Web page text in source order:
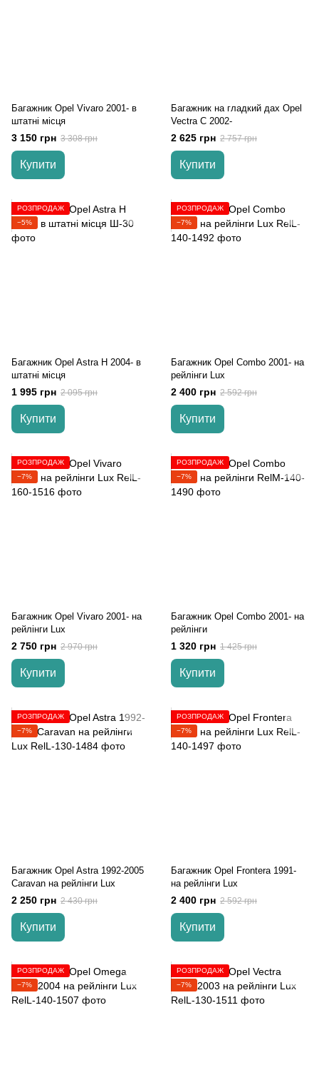
Багажник Opel Vivaro 2001- в
штатні місця
3 150 грн 3 308 грн
Купити
Багажник на гладкий дах Opel
Vectra С 2002-
2 625 грн 2 757 грн
Купити
РОЗПРОДАЖ
−5%
Багажник Opel Astra Н 2004- в
штатні місця
1 995 грн 2 095 грн
Купити
РОЗПРОДАЖ
−7%
Багажник Opel Combo 2001- на
рейлінги Lux
2 400 грн 2 592 грн
Купити
РОЗПРОДАЖ
−7%
Багажник Opel Vivaro 2001- на
рейлінги Lux
2 750 грн 2 970 грн
Купити
РОЗПРОДАЖ
−7%
Багажник Opel Combo 2001- на
рейлінги
1 320 грн 1 425 грн
Купити
РОЗПРОДАЖ
−7%
Багажник Opel Astra 1992-2005
Caravan на рейлінги Lux
2 250 грн 2 430 грн
Купити
РОЗПРОДАЖ
−7%
Багажник Opel Frontera 1991-
на рейлінги Lux
2 400 грн 2 592 грн
Купити
РОЗПРОДАЖ
−7%
РОЗПРОДАЖ
−7%